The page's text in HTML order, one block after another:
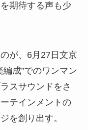
期待する声も少
が、6月27日文京
成”でのワンマン
スサウンドをさ
テインメントの
を創り出す。